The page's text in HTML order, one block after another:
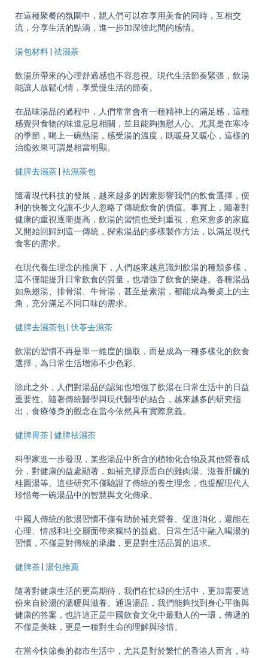
在這種聚餐的氛圍中，親人們可以在享用美食的同時，互相交
流，分享生活的點滴，進一步加深彼此間的感情。
湯包材料 祛濕茶
飲湯所帶來的心理舒適感也不容忽視。現代生活節奏緊張，飲湯
能讓人放鬆心情，享受慢生活的節奏。
在品味湯品的過程中，人們常常會有一種精神上的滿足感，這種
感覺與食物的味道息息相關，並且能夠撫慰人心。尤其是在寒冷
的季節，喝上一碗熱湯，感受湯的溫度，既暖身又暖心，這樣的
治癒效果可謂是相當明顯。
健脾去濕茶 袪濕茶包
隨著現代科技的發展，越來越多的因素影響我們的飲食選擇，便
利的快餐文化讓不少人忽略了傳統飲食的價值。事實上，隨著對
健康的重視逐漸提高，飲湯的習慣也受到重視，愈來愈多的家庭
又開始回歸到這一傳統，探索湯品的多樣製作方法，以滿足現代
食客的需求。
在現代養生理念的推廣下，人們越來越意識到飲湯的種類多樣，
這不僅能提升日常飲食的質量，也增強了飲食的樂趣。各種湯品
如魚翅湯、排骨湯、牛骨湯，甚至是素湯，都能成為餐桌上的主
角，充分滿足不同口味的需求。
健脾去濕茶包 伏苓去濕茶
飲湯的習慣不再是單一維度的攝取，而是成為一種多樣化的飲食
選擇，為日常生活增添不少色彩。
除此之外，人們對湯品的認知也增強了飲湯在日常生活中的日益
重要性。隨著傳統醫學與現代醫學的結合，越來越多的研究指
出，食療修身的觀念在當今依然具有實際意義。
健脾胃茶 健脾祛濕茶
科學家進一步發現，某些湯品中所含的植物化合物及其他營養成
分，對健康的益處顯著，如補充膠原蛋白的雞肉湯、滋養肝臟的
桂圓湯等。這些研究不僅驗證了傳統的養生理念，也提醒現代人
珍惜每一碗湯品中的智慧與文化傳承。
中國人傳統的飲湯習慣不僅有助於補充營養、促進消化，還能在
心理、情感和社交層面帶來獨特的益處。日常生活中融入喝湯的
習慣，不僅是對傳統的承繼，更是對生活品質的追求。
健脾茶 湯包推薦
隨著對健康生活的更高期待，我們在忙碌的生活中，更加需要這
份來自於湯的溫暖與滋養。通過湯品，我們能夠找到身心平衡與
健康的答案，也許這正是中國飲食文化中最動人的一環，傳遞的
不僅是美味，更是一種對生命的理解與珍惜。
在當今快節奏的都市生活中，尤其是對於繁忙的香港人而言，時